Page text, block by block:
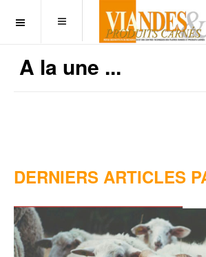
OFF CANVAS
A la une ...
DERNIERS ARTICLES